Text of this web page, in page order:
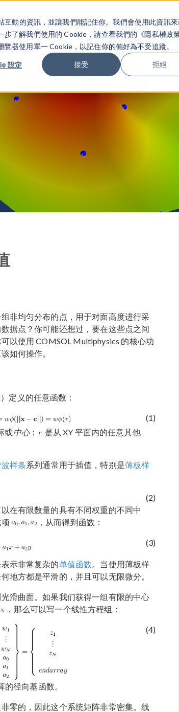
動的資訊，並讓我們能記住你。我們會使用此資訊
了解我們使用的 Cookie，請查看我們的《隱私權政策
器使用單一 Cookie，以記住你的偏好為不受追蹤。
設定 接受 拒絕
产品 行业应
非均匀分布的点，用于对面高度进行采
据点？你可能还想过，要在这些点之间
以使用 COMSOL Multiphysics 的核心功
如何操作。
定义的任意函数：
(1)
或中心；
是从 XY 平面内的任意其他
样条系列通常用于插值，特别是薄板样
(2)
在有限数量的具有不同权重的不同中
，从而得到函数：
(3)
示非常复杂的单值函数。当使用薄板样
地方都是平滑的，并且可以无限微分。
滑曲面。如果我们获得一组有限的中心
，那么可以写一个线性方程组：
(4)
径向基函数。
零的，因此这个系统矩阵非常密集。线